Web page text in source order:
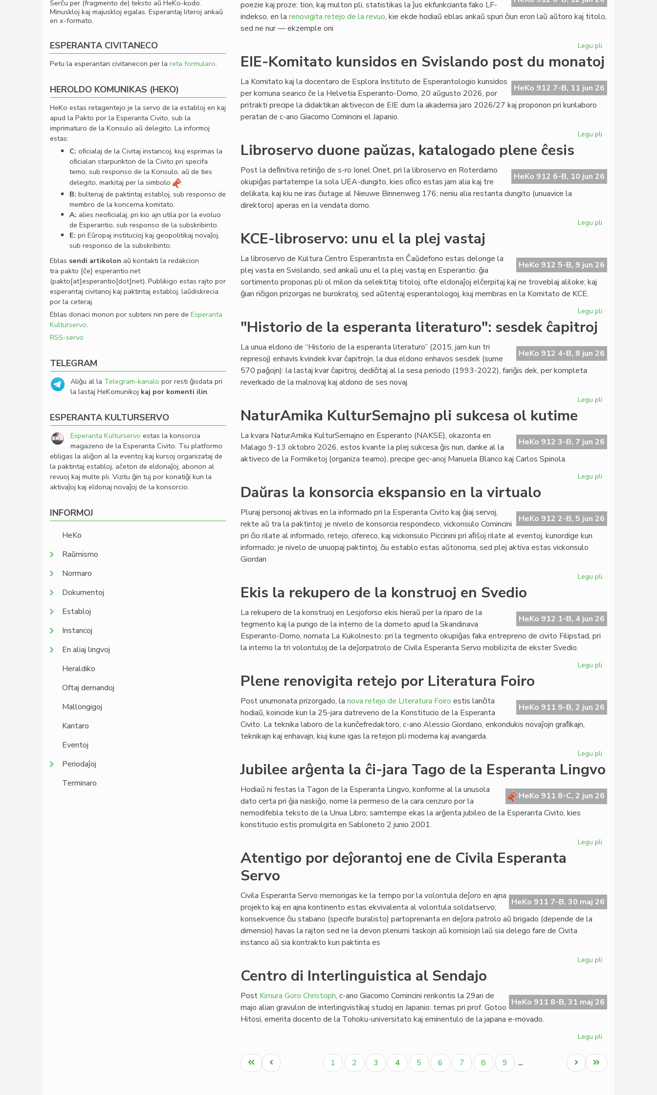
poezie kaj proze: tion, kaj multon pli, statistikas la ĵus ekfunkcianta fako LF-
indekso, en la renovigita retejo de la revuo, kie ekde hodiaŭ eblas ankaŭ spuri ĉiun eron laŭ aŭtoro kaj titolo,
sed ne nur — ekzemple oni
Legu pli
Pli
ol
mil
unuoj
EIE-Komitato kunsidos en Svislando post du monatoj
HeKo 912 7-B, 11 jun 26
La Komitato kaj la docentaro de Esplora Instituto de Esperantologio kunsidos
per komuna seanco ĉe la Helvetia Esperanto-Domo, 20 aŭgusto 2026, por
pritrakti precipe la didaktikan aktivecon de EIE dum la akademia jaro 2026/27 kaj proponon pri kunlaboro
peratan de c-ano Giacomo Comincini el Japanio.
Legu pli
en
Svislando
Libroservo duone paŭzas, katalogado plene ĉesis
HeKo 912 6-B, 10 jun 26
Post la deﬁnitiva retiriĝo de s-ro Ionel Onet, pri la libroservo en Roterdamo
okupiĝas partatempe la sola UEA-dungito, kies oﬁco estas jam alia kaj tre
delikata, kaj kiu ne iras ĉiutage al Nieuwe Binnenweg 176; neniu alia restanta dungito (unuavice la
direktoro) aperas en la vendata domo.
Legu pli
katalogado
plene
KCE-libroservo: unu el la plej vastaj
HeKo 912 5-B, 9 jun 26
La libroservo de Kultura Centro Esperantista en Ĉaŭdefono estas delonge la
plej vasta en Svislando, sed ankaŭ unu el la plej vastaj en Esperantio: ĝia
sortimento proponas pli ol milon da selektitaj titoloj, ofte eldonaĵoj elĉerpitaj kaj ne troveblaj aliloke; kaj
ĝian riĉigon prizorgas ne burokratoj, sed aŭtentaj esperantologoj, kiuj membras en la Komitato de KCE.
Legu pli
el
la
"Historio de la esperanta literaturo": sesdek ĉapitroj
HeKo 912 4-B, 8 jun 26
La unua eldono de “Historio de la esperanta literaturo” (2015, jam kun tri
represoj) enhavis kvindek kvar ĉapitrojn, la dua eldono enhavos sesdek (sume
570 paĝojn): la lastaj kvar ĉapitroj, dediĉitaj al la sesa periodo (1993-2022), fariĝis dek, per kompleta
reverkado de la malnovaj kaj aldono de ses novaj.
Legu pli
esperanta
literaturo":
NaturAmika KulturSemajno pli sukcesa ol kutime
HeKo 912 3-B, 7 jun 26
La kvara NaturAmika KulturSemajno en Esperanto (NAKSE), okazonta en
Malago 9-13 oktobro 2026, estos kvante la plej sukcesa ĝis nun, danke al la
aktiveco de la Formiketoj (organiza teamo), precipe gec-anoj Manuela Blanco kaj Carlos Spinola.
Legu pli
sukcesa
ol
Daŭras la konsorcia ekspansio en la virtualo
HeKo 912 2-B, 5 jun 26
Pluraj personoj aktivas en la informado pri la Esperanta Civito kaj ĝiaj servoj,
rekte aŭ tra la paktintoj: je nivelo de konsorcia respondeco, vickonsulo Comincini
pri ĉio rilate al informado, retejo, cifereco, kaj vickonsulo Piccinini pri aﬁŝoj rilate al eventoj, kunordige kun
informado; je nivelo de unuopaj paktintoj, ĉiu establo estas aŭtonoma, sed plej aktiva estas vickonsulo
Giordan
Legu pli
ekspansio
en
Ekis la rekupero de la konstruoj en Svedio
HeKo 912 1-B, 4 jun 26
La rekupero de la konstruoj en Lesjoforso ekis hieraŭ per la riparo de la
tegmento kaj la purigo de la interno de la dometo apud la Skandinava
Esperanto-Domo, nomata La Kukolnesto: pri la tegmento okupiĝas faka entrepreno de civito Filipstad, pri
la interno la tri volontuloj de la deĵorpatrolo de Civila Esperanta Servo mobilizita de ekster Svedio.
Legu pli
de
la
Plene renovigita retejo por Literatura Foiro
HeKo 911 9-B, 2 jun 26
Post unumonata prizorgado, la nova retejo de Literatura Foiro estis lanĉita
hodiaŭ, koincide kun la 25-jara datreveno de la Konstitucio de la Esperanta
Civito. La teknika laboro de la kunĉefredaktoro, c-ano Alessio Giordano, enkondukis novaĵojn graﬁkajn,
teknikajn kaj enhavajn, kiuj kune igas la retejon pli moderna kaj avangarda.
Legu pli
renovigita
por
Literatura
Jubilee arĝenta la ĉi-jara Tago de la Esperanta Lingvo
HeKo 911 8-C, 2 jun 26
Hodiaŭ ni festas la Tagon de la Esperanta Lingvo, konforme al la unusola
dato certa pri ĝia naskiĝo, nome la permeso de la cara cenzuro por la
nemodifebla teksto de la Unua Libro; samtempe ekas la arĝenta jubileo de la Esperanta Civito, kies
konstitucio estis promulgita en Sabloneto 2 junio 2001.
Legu pli
jara
Tago
Atentigo por deĵorantoj ene de Civila Esperanta
Servo
HeKo 911 7-B, 30 maj 26
Civila Esperanta Servo memorigas ke la tempo por la volontula deĵoro en ajna
projekto kaj en ajna kontinento estas ekvivalenta al volontula soldatservo;
konsekvence ĉiu stabano (specife buralisto) partoprenanta en deĵora patrolo aŭ brigado (depende de la
dimensio) havas la rajton sed ne la devon plenumi taskojn aŭ komisiojn laŭ sia delego fare de Civita
instanco aŭ sia kontrakto kun paktinta es
Legu pli
ene
de
Centro di Interlinguistica al Sendajo
HeKo 911 8-B, 31 maj 26
Post Kimura Goro Christoph, c-ano Giacomo Comincini renkontis la 29an de
majo alian gravulon de interlingvistikaj studoj en Japanio: temas pri prof. Gotoo
Hitosi, emerita docento de la Tohoku-universitato kaj eminentulo de la japana e-movado.
Legu pli
di
Interlinguistica
Pagination
Unua
paĝo
Antaŭa
paĝo
Paĝo
1 Paĝo
2 Paĝo
3
Aktuala
paĝo
4 Paĝo
5 Paĝo
6 Paĝo
7 Paĝo
8 Paĝo
9 …
Last
page
Next
page
Serĉu per (fragmento de) teksto aŭ HeKo-kodo.
Minuskloj kaj majuskloj egalas. Esperantaj literoj ankaŭ
en x-formato.
ESPERANTA CIVITANECO
Petu la esperantan civitanecon per la reta formularo.
HEROLDO KOMUNIKAS (HEKO)
HeKo estas retagentejo je la servo de la establoj en kaj
apud la Pakto por la Esperanta Civito, sub la
imprimaturo de la Konsulo aŭ delegito. La informoj
estas:
C: oﬁcialaj de la Civitaj instancoj, kiuj esprimas la
oﬁcialan starpunkton de la Civito pri specifa
temo, sub responso de la Konsulo, aŭ de ties
delegito, markitaj per la simbolo
.
B: bultenaj de paktintaj establoj, sub responso de
membro de la koncerna komitato.
A: alies neoﬁcialaj, pri kio ajn utila por la evoluo
de Esperantio, sub responso de la subskribinto.
E: pri Eŭropaj institucioj kaj geopolitikaj novaĵoj,
sub responso de la subskribinto.
Eblas sendi artikolon aŭ kontakti la redakcion
tra pakto [ĉe] esperantio.net
(pakto[at]esperantio[dot]net). Publikigo estas rajto por
esperantaj civitanoj kaj paktintaj establoj, laŭdiskrecia
por la ceteraj.
Eblas donaci monon por subteni nin pere de Esperanta
Kulturservo.
RSS-servo
TELEGRAM
Aliĝu al la Telegram-kanalo por resti ĝisdata pri
la lastaj HeKomunikoj kaj por komenti ilin.
ESPERANTA KULTURSERVO
Esperanta Kulturservo estas la konsorcia
magazeno de la Esperanta Civito. Tiu platformo
ebligas la aliĝon al la eventoj kaj kursoj organizataj de
la paktintaj establoj, aĉeton de eldonaĵoj, abonon al
revuoj kaj multe pli. Vizitu ĝin tuj por konatiĝi kun la
aktivaĵoj kaj eldonaj novaĵoj de la konsorcio.
INFORMOJ
HeKo
Raŭmismo
Normaro
Dokumentoj
Establoj
Instancoj
En aliaj lingvoj
Heraldiko
Oftaj demandoj
Mallongigoj
Kantaro
Eventoj
Periodaĵoj
Terminaro